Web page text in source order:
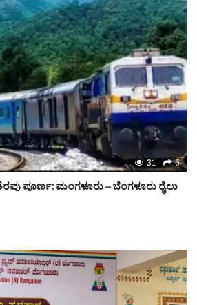
31 6
ಪೂರ್ಣ: ಮಂಗಳೂರು – ಬೆಂಗಳೂರು ರೈಲು